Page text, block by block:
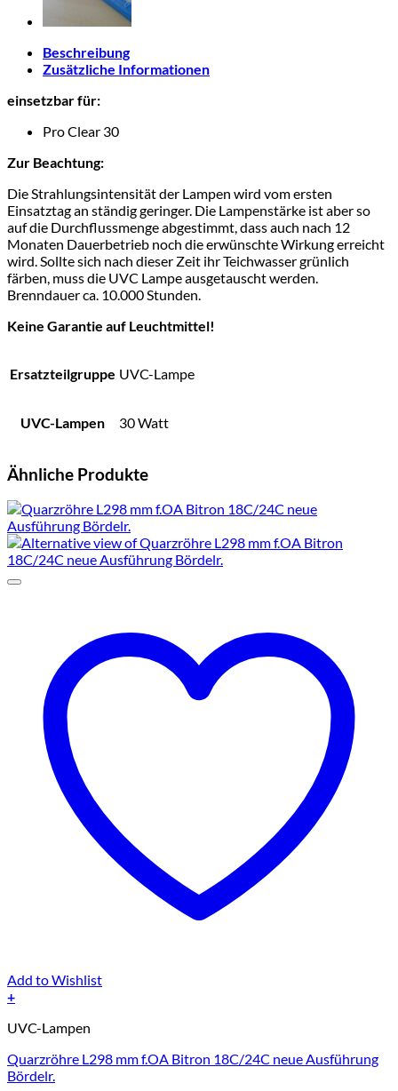
Beschreibung
Zusätzliche Informationen
einsetzbar für:
Pro Clear 30
Zur Beachtung:
Die Strahlungsintensität der Lampen wird vom ersten
Einsatztag an ständig geringer. Die Lampenstärke ist aber so
auf die Durchflussmenge abgestimmt, dass auch nach 12
Monaten Dauerbetrieb noch die erwünschte Wirkung erreicht
wird. Sollte sich nach dieser Zeit ihr Teichwasser grünlich
färben, muss die UVC Lampe ausgetauscht werden.
Brenndauer ca. 10.000 Stunden.
Keine Garantie auf Leuchtmittel!
Ersatzteilgruppe UVC-Lampe
UVC-Lampen 30 Watt
Ähnliche Produkte
Add to Wishlist
+
UVC-Lampen
Quarzröhre L298 mm f.OA Bitron 18C/24C neue Ausführung
Bördelr.